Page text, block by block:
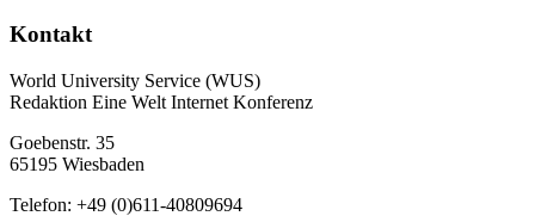
Kontakt
World University Service (WUS)
Redaktion Eine Welt Internet Konferenz
Goebenstr. 35
65195 Wiesbaden
Telefon: +49 (0)611-40809694